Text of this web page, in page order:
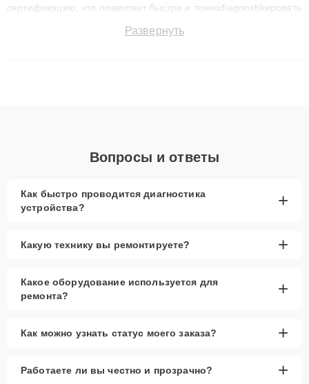
сертификацию, что позволяет быстро и точноdiagnostikировать
до 3 лет. Наши мастера решают сложные случаи: от замены
Развернуть
Вопросы и ответы
Как быстро проводится диагностика
устройства?
+
Какую технику вы ремонтируете? +
Какое оборудование используется для
ремонта?
+
Как можно узнать статус моего заказа? +
Работаете ли вы честно и прозрачно? +